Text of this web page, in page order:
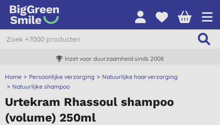
Inzet voor duurzaamheid sinds 2008
Home Persoonlijke verzorging
Natuurlijke haarverzorging
Natuurlijke shampoo
Urtekram Rhassoul shampoo
(volume) 250ml